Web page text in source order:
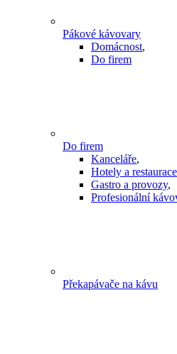
Pákové kávovary
Domácnost,
Do firem
Do firem
Kanceláře,
Hotely a restaurace
Gastro a provozy,
Profesionální
Překapávače na kávu